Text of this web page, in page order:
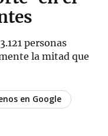
personas
la mitad que
en Google